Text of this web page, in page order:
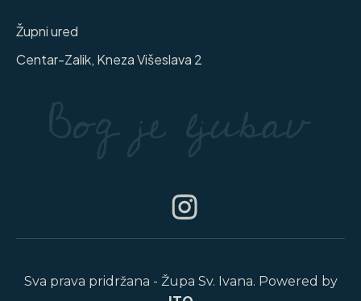
Župni ured
Centar-Zalik, Kneza Višeslava 2
Sva prava pridržana - Župa Sv. Ivana. Powered by